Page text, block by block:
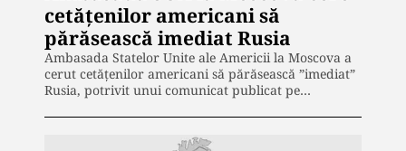
cetățenilor americani să
părăsească imediat Rusia
Ambasada Statelor Unite ale Americii la Moscova a
cerut cetăţenilor americani să părăsească ”imediat”
Rusia, potrivit unui comunicat publicat pe…